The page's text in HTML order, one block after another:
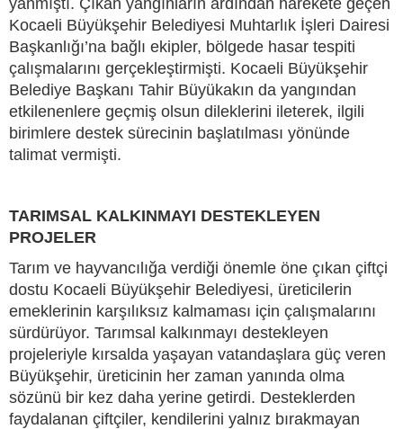
Kocaeli Büyükşehir Belediyesi Muhtarlık İşleri Dairesi
Başkanlığı’na bağlı ekipler, bölgede hasar tespiti
çalışmalarını gerçekleştirmişti. Kocaeli Büyükşehir
Belediye Başkanı Tahir Büyükakın da yangından
etkilenenlere geçmiş olsun dileklerini ileterek, ilgili
birimlere destek sürecinin başlatılması yönünde
talimat vermişti.
TARIMSAL KALKINMAYI DESTEKLEYEN
PROJELER
Tarım ve hayvancılığa verdiği önemle öne çıkan çiftçi
dostu Kocaeli Büyükşehir Belediyesi, üreticilerin
emeklerinin karşılıksız kalmaması için çalışmalarını
sürdürüyor. Tarımsal kalkınmayı destekleyen
projeleriyle kırsalda yaşayan vatandaşlara güç veren
Büyükşehir, üreticinin her zaman yanında olma
sözünü bir kez daha yerine getirdi. Desteklerden
faydalanan çiftçiler, kendilerini yalnız bırakmayan